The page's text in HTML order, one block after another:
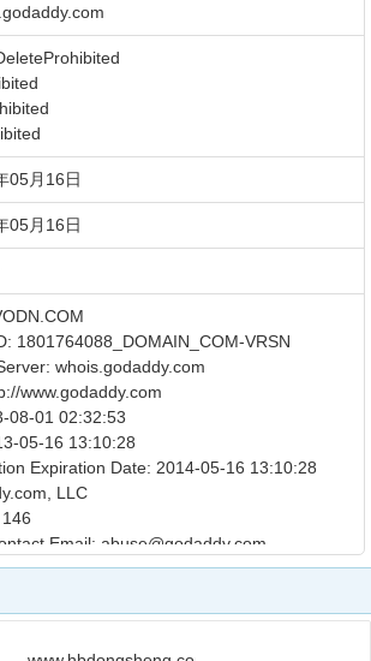
05月16日
05月16日
1801764088_DOMAIN_COM-VRSN
whois.godaddy.com
www.godaddy.com
08-01 02:32:53
05-16 13:10:28
Expiration Date: 2014-05-16 13:10:28
LLC
Email: abuse@godaddy.com
Phone: +1.480-624-2505